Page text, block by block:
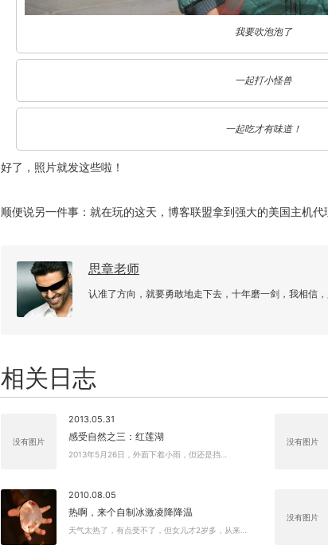
我要吹泡泡了
一起打小怪兽
一起吃才有味道！
好了，照片就发这些啦！
顺便说另一件事：就在玩的这天，博客联盟拿到强大的美国主机
思章老师
认准了方向，就要勇敢地走下去，十年磨一剑，我相信，
相关日志
没有图片
2013.05.31
感受自然之三：红莲湖
2013年5月26日，外面下着小雨，但还是挡…
没有图片
2010.08.05
热啊，来个自制冰激凌降降温
天气太热了，有点受不了，但女儿才2岁多，从来…
没有图片